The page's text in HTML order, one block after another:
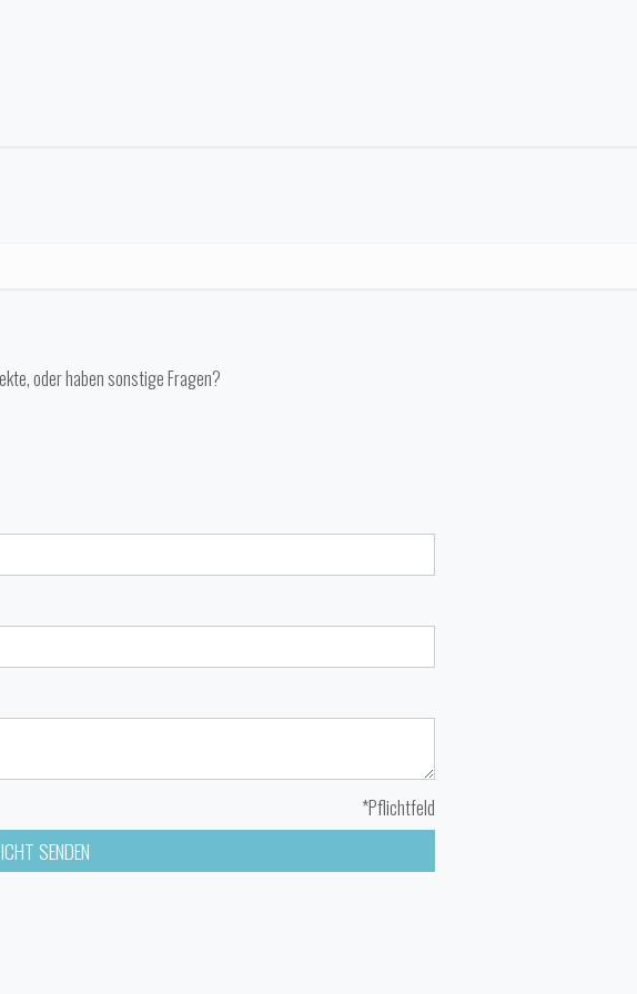
oder haben sonstige Fragen?
*Pflichtfeld